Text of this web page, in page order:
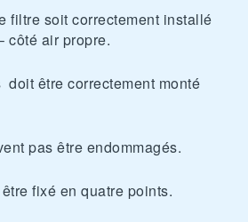
filtre soit correctement installé
côté air propre.
être correctement monté
pas être endommagés.
fixé en quatre points.